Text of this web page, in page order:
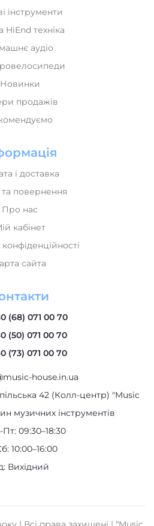
інструменти
HiEnd техніка
аудіо
Новинки
продажів
і доставка
повернення
Про нас
кабінет
сайта
(68) 071 00 70
(50) 071 00 70
(73) 071 00 70
house.in.ua
42 (Колл-центр) "Music
музичних інструментів
09:30–18:30
10:00–16:00
Вихідний